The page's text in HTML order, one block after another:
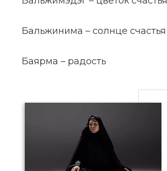
Бальжинима – солнце счастья
Баярма – радость